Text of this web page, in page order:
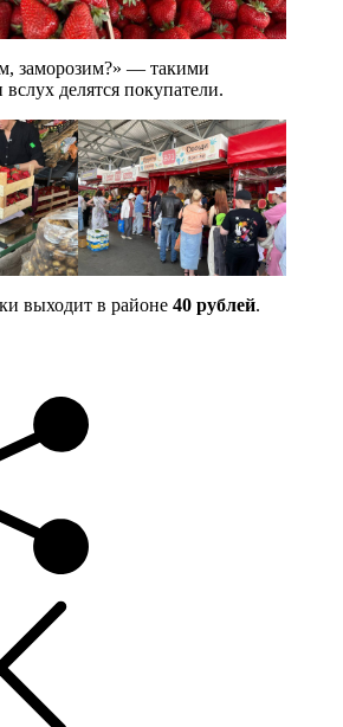
заморозим?» — такими
делятся покупатели.
выходит в районе 40 рублей.